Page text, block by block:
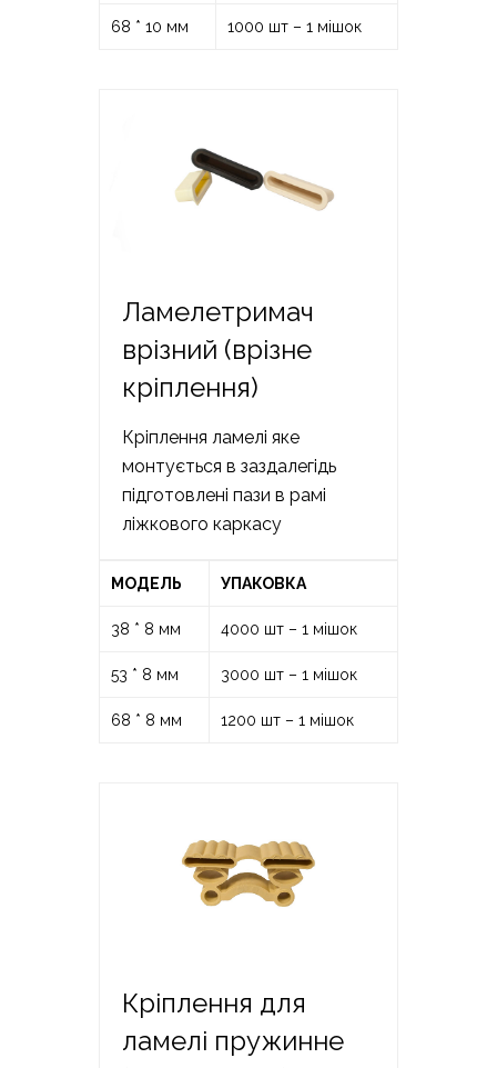
68 * 10 мм 1000 шт – 1 мішок
Ламелетримач
врізний (врізне
кріплення)
Кріплення ламелі яке
монтується в заздалегідь
підготовлені пази в рамі
ліжкового каркасу
МОДЕЛЬ УПАКОВКА
38 * 8 мм 4000 шт – 1 мішок
53 * 8 мм 3000 шт – 1 мішок
68 * 8 мм 1200 шт – 1 мішок
Кріплення для
ламелі пружинне